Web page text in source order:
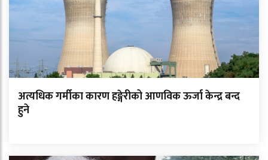
अत्यधिक गर्मीका कारण हङ्गेरीको आणविक ऊर्जा केन्द्र बन्द
हुने